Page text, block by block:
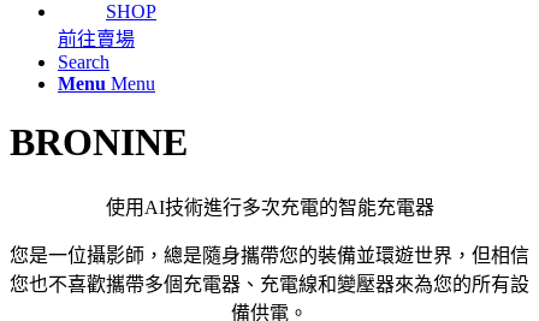
SHOP
前往賣場
Search
Menu Menu
BRONINE
使用AI技術進行多次充電的智能充電器
您是一位攝影師，總是隨身攜帶您的裝備並環遊世界，但相信
您也不喜歡攜帶多個充電器、充電線和變壓器來為您的所有設
備供電。